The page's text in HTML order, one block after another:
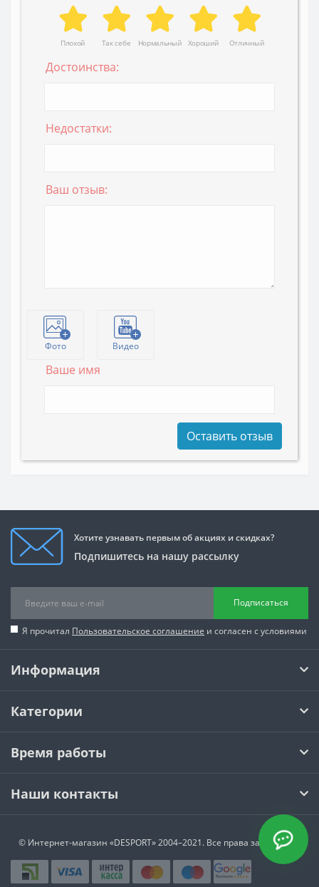
Плохой Так себе Нормальный Хороший Отличный
Достоинства:
Недостатки:
Ваш отзыв:
Фото Видео
Ваше имя
Оставить отзыв
Хотите узнавать первым об акциях и скидках?
Подпишитесь на нашу рассылку
Подписаться
Я прочитал Пользовательское соглашение и согласен с условиями
Информация
Категории
Время работы
Наши контакты
© Интернет-магазин «DESPORT»2004–2021. Все права защищены.